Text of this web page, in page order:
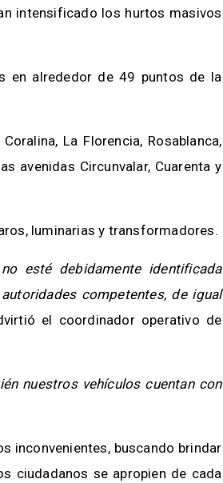
intensificado los hurtos masivos
en alrededor de 49 puntos de la
La Florencia, Rosablanca,
avenidas Circunvalar, Cuarenta y
luminarias y transformadores.
esté debidamente identificada
competentes, de igual
el coordinador operativo de
nuestros vehículos cuentan con
inconvenientes, buscando brindar
ciudadanos se apropien de cada